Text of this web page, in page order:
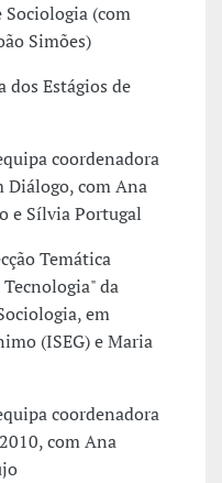
Sociologia (com
Simões)
dos Estágios de
coordenadora
Diálogo, com Ana
e Sílvia Portugal
Temática
da
em
(ISEG) e Maria
coordenadora
com Ana